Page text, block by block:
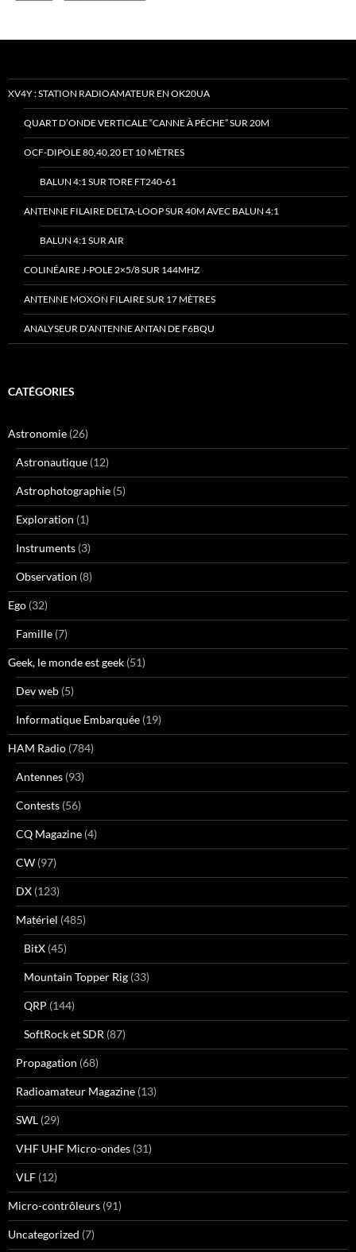
XV4Y : STATION RADIOAMATEUR EN OK20UA
QUART D’ONDE VERTICALE “CANNE À PÊCHE” SUR 20M
OCF-DIPOLE 80,40,20 ET 10 MÈTRES
BALUN 4:1 SUR TORE FT240-61
ANTENNE FILAIRE DELTA-LOOP SUR 40M AVEC BALUN 4:1
BALUN 4:1 SUR AIR
COLINÉAIRE J-POLE 2×5/8 SUR 144MHZ
ANTENNE MOXON FILAIRE SUR 17 MÈTRES
ANALYSEUR D’ANTENNE ANTAN DE F6BQU
CATÉGORIES
Astronomie (26)
Astronautique (12)
Astrophotographie (5)
Exploration (1)
Instruments (3)
Observation (8)
Ego (32)
Famille (7)
Geek, le monde est geek (51)
Dev web (5)
Informatique Embarquée (19)
HAM Radio (784)
Antennes (93)
Contests (56)
CQ Magazine (4)
CW (97)
DX (123)
Matériel (485)
BitX (45)
Mountain Topper Rig (33)
QRP (144)
SoftRock et SDR (87)
Propagation (68)
Radioamateur Magazine (13)
SWL (29)
VHF UHF Micro-ondes (31)
VLF (12)
Micro-contrôleurs (91)
Uncategorized (7)